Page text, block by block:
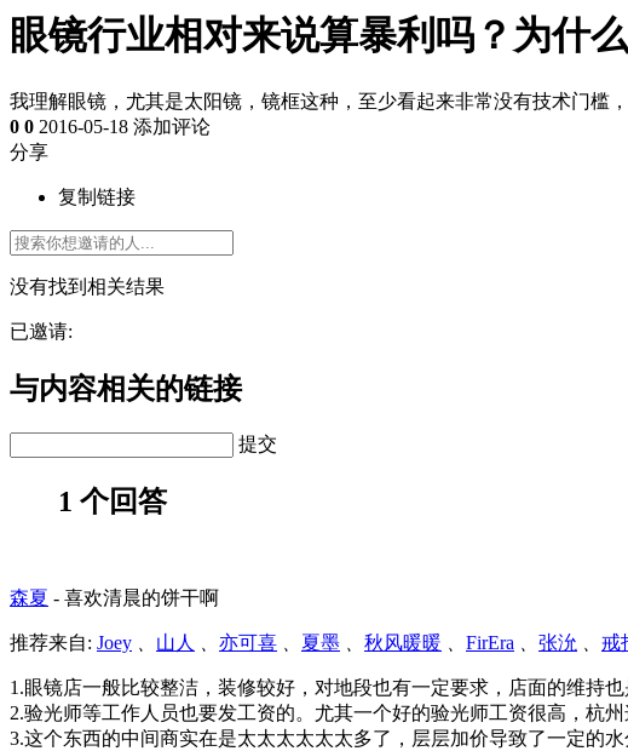
眼镜行业相对来说算暴利吗？为什
我理解眼镜，尤其是太阳镜，镜框这种，至少看起来非常没有技术门槛
0 0 2016-05-18 添加评论
分享
复制链接
没有找到相关结果
已邀请:
与内容相关的链接
提交
1 个回答
森夏 - 喜欢清晨的饼干啊
推荐来自: Joey 、 山人 、 亦可喜 、 夏墨 、 秋风暖暖 、 FirEra 、 张沇 、 戒
1.眼镜店一般比较整洁，装修较好，对地段也有一定要求，店面的维持
2.验光师等工作人员也要发工资的。尤其一个好的验光师工资很高，杭
3.这个东西的中间商实在是太太太太太太多了，层层加价导致了一定的